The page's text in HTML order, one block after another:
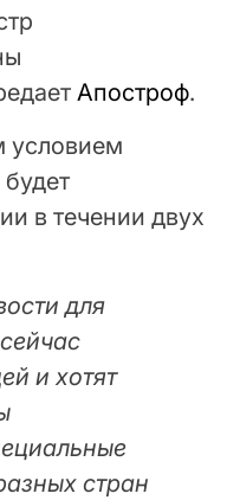
Апостроф.
условием
в течении двух
для
и хотят
стран